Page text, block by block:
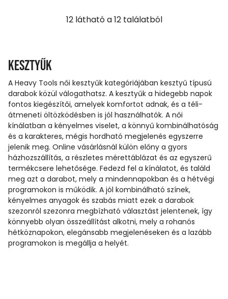
12látható a12találatból
Kesztyűk
A Heavy Tools női kesztyűk kategóriájában kesztyű típusú
darabok közül válogathatsz. A kesztyűk a hidegebb napok
fontos kiegészítői, amelyek komfortot adnak, és a téli-
átmeneti öltözködésben is jól használhatók. A női
kínálatban a kényelmes viselet, a könnyű kombinálhatóság
és a karakteres, mégis hordható megjelenés egyszerre
jelenik meg. Online vásárlásnál külön előny a gyors
házhozszállítás, a részletes mérettáblázat és az egyszerű
termékcsere lehetősége. Fedezd fel a kínálatot, és találd
meg azt a darabot, mely a mindennapokban és a hétvégi
programokon is működik. A jól kombinálható színek,
kényelmes anyagok és szabás miatt ezek a darabok
szezonról szezonra megbízható választást jelentenek, így
könnyebb olyan összeállítást alkotni, mely a rohanós
hétköznapokon, elegánsabb megjelenéseken és a lazább
programokon is megállja a helyét.